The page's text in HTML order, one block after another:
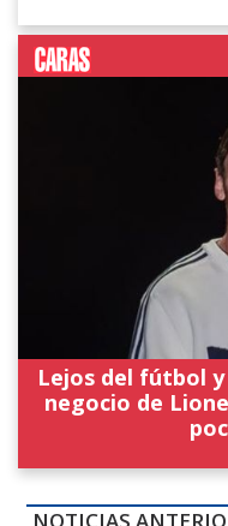
Lejos del fútbol
negocio de
NOTICIAS